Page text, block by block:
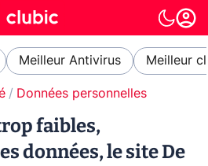
Meilleur Antivirus Meilleur
Données personnelles
faibles,
données, le site De